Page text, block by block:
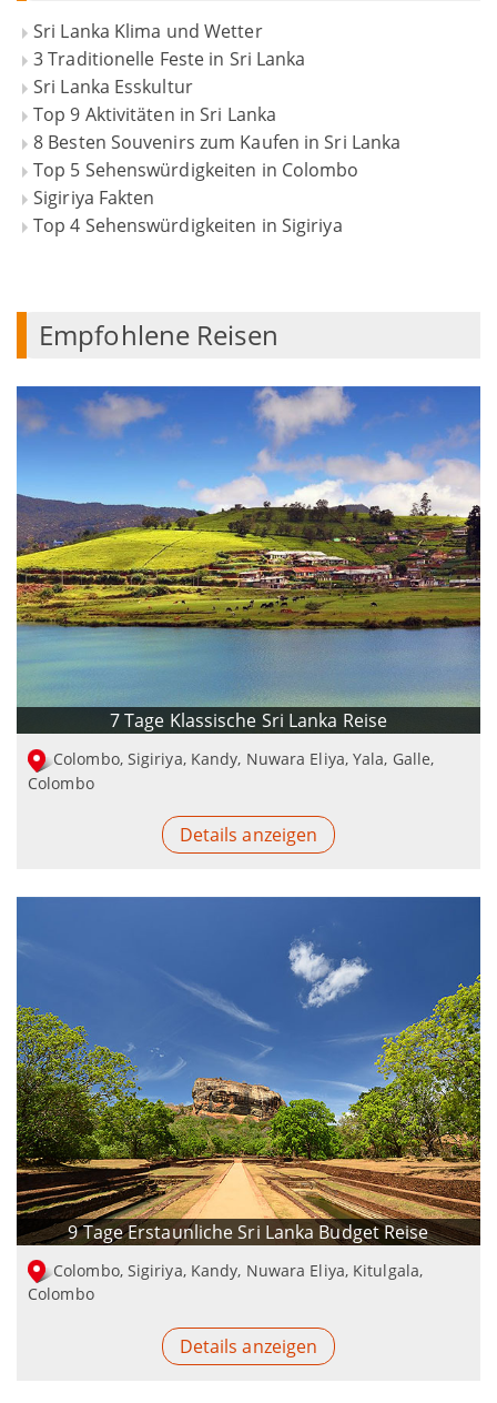
Sri Lanka Klima und Wetter
3 Traditionelle Feste in Sri Lanka
Sri Lanka Esskultur
Top 9 Aktivitäten in Sri Lanka
8 Besten Souvenirs zum Kaufen in Sri Lanka
Top 5 Sehenswürdigkeiten in Colombo
Sigiriya Fakten
Top 4 Sehenswürdigkeiten in Sigiriya
Empfohlene Reisen
7 Tage Klassische Sri Lanka Reise
Colombo, Sigiriya, Kandy, Nuwara Eliya, Yala, Galle,
Colombo
Details anzeigen
9 Tage Erstaunliche Sri Lanka Budget Reise
Colombo, Sigiriya, Kandy, Nuwara Eliya, Kitulgala,
Colombo
Details anzeigen